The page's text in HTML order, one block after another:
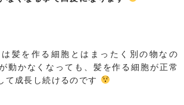
髪を作る細胞とはまったく別の物なの
動かなくなっても、髪を作る細胞が正常
て成長し続けるのです